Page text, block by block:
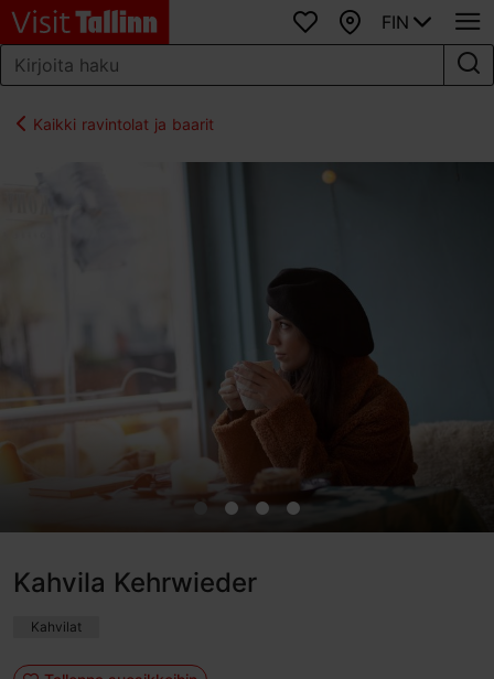
SuosikitKartta
FIN
Kaikki ravintolat ja baarit
Kahvila Kehrwieder
Kahvilat